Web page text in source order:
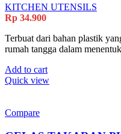
KITCHEN UTENSILS
Rp 34.900
Terbuat dari bahan plastik
rumah tangga dalam
Add to cart
Quick view
Compare